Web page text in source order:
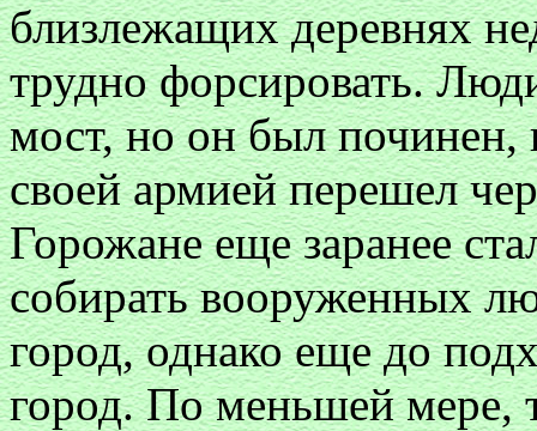
близлежащих деревнях
трудно форсировать.
мост, но он был починен,
своей армией перешел
Горожане еще заранее
собирать вооруженных
город, однако еще до
город. По меньшей мере,